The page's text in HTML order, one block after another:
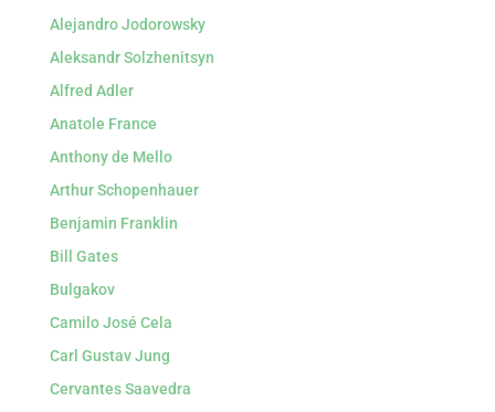
Alejandro Jodorowsky
Aleksandr Solzhenitsyn
Alfred Adler
Anatole France
Anthony de Mello
Arthur Schopenhauer
Benjamin Franklin
Bill Gates
Bulgakov
Camilo José Cela
Carl Gustav Jung
Cervantes Saavedra